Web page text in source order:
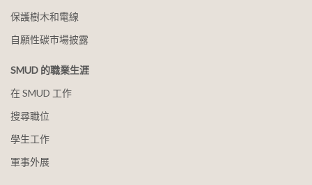
保護樹木和電線
自願性碳市場披露
SMUD 的職業生涯
在 SMUD 工作
搜尋職位
學生工作
軍事外展